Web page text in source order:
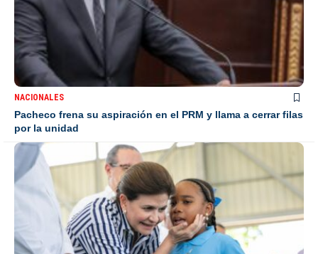
NACIONALES
Pacheco frena su aspiración en el PRM y llama a cerrar filas
por la unidad